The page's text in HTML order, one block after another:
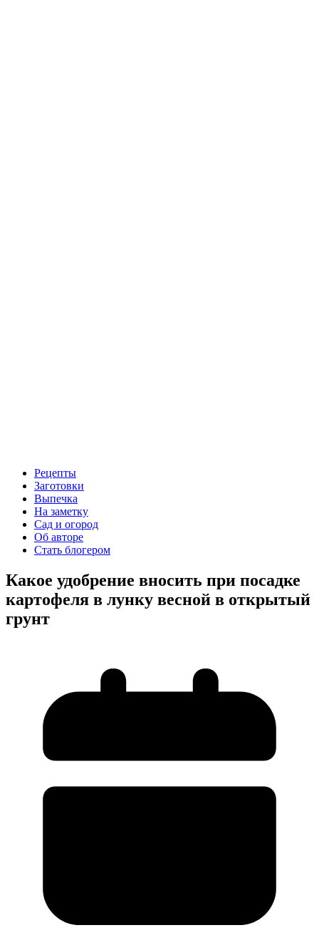
Рецепты
Заготовки
Выпечка
На заметку
Сад и огород
Об авторе
Стать блогером
Какое удобрение вносить при посадке
картофеля в лунку весной в открытый
грунт